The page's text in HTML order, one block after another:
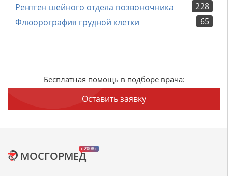
228
Рентген шейного отдела позвоночника
65
Флюорография грудной клетки
Бесплатная помощь в подборе врача:
Оставить заявку
c 2008 г
МОСГОРМЕД